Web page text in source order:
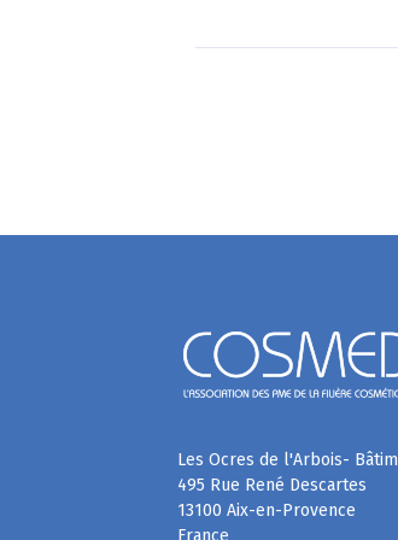
Les Ocres de l'Arbois-
495 Rue René Descartes
13100 Aix-en-Provence
France